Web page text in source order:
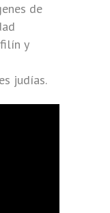
de
y
judías.